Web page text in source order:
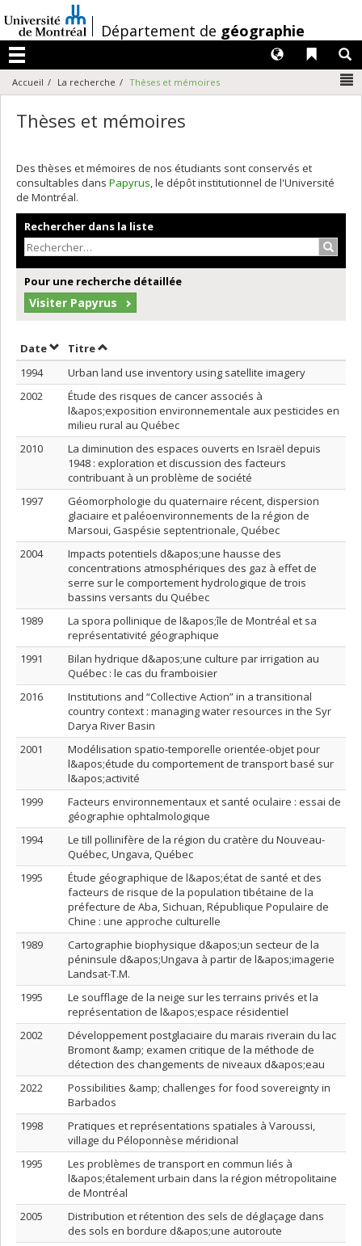
au
contenu
/Département de géographie
Menu
Liens
Langues
Accueil La recherche Thèses et mémoires
Thèses et mémoires
Des thèses et mémoires de nos étudiants sont conservés et
consultables dans Papyrus, le dépôt institutionnel de l'Université
de Montréal.
Rechercher dans la liste
Pour une recherche détaillée
Visiter Papyrus
DateTrier par date en ordre décroissant
TitreTrier par titre en ordre décroissant
1994
Urban land use inventory using satellite imagery
2002
Étude des risques de cancer associés à
l&apos;exposition environnementale aux pesticides en
milieu rural au Québec
2010
La diminution des espaces ouverts en Israël depuis
1948 : exploration et discussion des facteurs
contribuant à un problème de société
1997
Géomorphologie du quaternaire récent, dispersion
glaciaire et paléoenvironnements de la région de
Marsoui, Gaspésie septentrionale, Québec
2004
Impacts potentiels d&apos;une hausse des
concentrations atmosphériques des gaz à effet de
serre sur le comportement hydrologique de trois
bassins versants du Québec
1989
La spora pollinique de l&apos;île de Montréal et sa
représentativité géographique
1991
Bilan hydrique d&apos;une culture par irrigation au
Québec : le cas du framboisier
2016
Institutions and “Collective Action” in a transitional
country context : managing water resources in the Syr
Darya River Basin
2001
Modélisation spatio-temporelle orientée-objet pour
l&apos;étude du comportement de transport basé sur
l&apos;activité
1999
Facteurs environnementaux et santé oculaire : essai de
géographie ophtalmologique
1994
Le till pollinifère de la région du cratère du Nouveau-
Québec, Ungava, Québec
1995
Étude géographique de l&apos;état de santé et des
facteurs de risque de la population tibétaine de la
préfecture de Aba, Sichuan, République Populaire de
Chine : une approche culturelle
1989
Cartographie biophysique d&apos;un secteur de la
péninsule d&apos;Ungava à partir de l&apos;imagerie
Landsat-T.M.
1995
Le soufflage de la neige sur les terrains privés et la
représentation de l&apos;espace résidentiel
2002
Développement postglaciaire du marais riverain du lac
Bromont &amp; examen critique de la méthode de
détection des changements de niveaux d&apos;eau
2022
Possibilities &amp; challenges for food sovereignty in
Barbados
1998
Pratiques et représentations spatiales à Varoussi,
village du Péloponnèse méridional
1995
Les problèmes de transport en commun liés à
l&apos;étalement urbain dans la région métropolitaine
de Montréal
2005
Distribution et rétention des sels de déglaçage dans
des sols en bordure d&apos;une autoroute